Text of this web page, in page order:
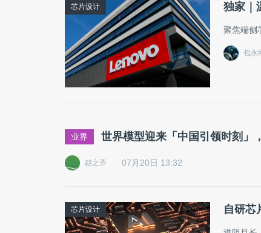
芯片设计 独家｜
聚焦端侧
包永
业界 世界模型迎来「中国引领时刻」
赵之齐 07月20日 13:32
芯片设计 自研芯